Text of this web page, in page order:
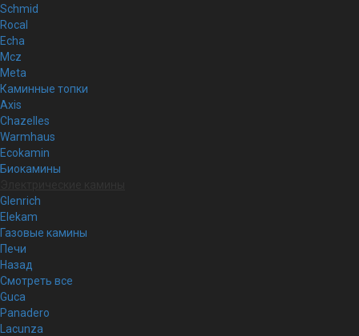
Schmid
Rocal
Echa
Mcz
Meta
Каминные топки
Axis
Chazelles
Warmhaus
Ecokamin
Биокамины
Glenrich
Elekam
Газовые камины
Печи
Назад
Смотреть все
Guca
Panadero
Lacunza